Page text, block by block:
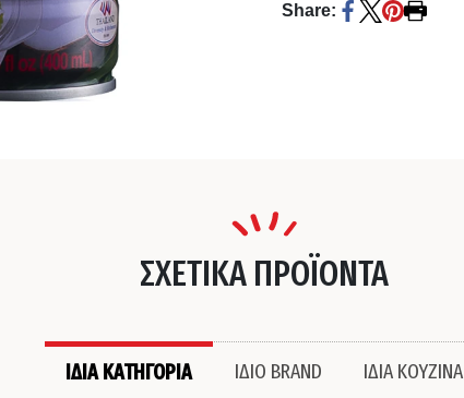
Share:
ΣΧΕΤΙΚΑ ΠΡΟΪΟΝΤΑ
ΙΔΙΑ ΚΑΤΗΓΟΡΙΑ ΙΔΙΟ BRAND ΙΔΙΑ ΚΟΥΖΙΝΑ